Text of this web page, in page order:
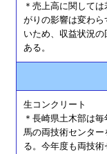
＊売上高に関して
がりの影響は変わ
いため、収益状況
ある。
生コンクリート
＊長崎県土木部は
馬の両技術センタ
る。今年度も両技